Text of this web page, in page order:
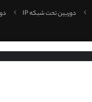
دوربین تحت شبکه IP